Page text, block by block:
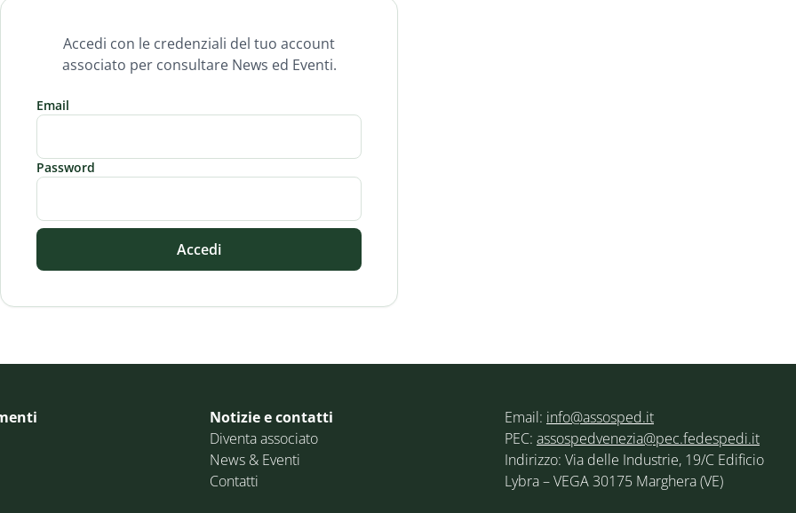
Accedi con le credenziali del tuo account
associato per consultare News ed Eventi.
Email
Password
Accedi
Notizie e contatti
Diventa associato
News & Eventi
Contatti
Email: info@assosped.it
PEC: assospedvenezia@pec.fedespedi.it
Indirizzo: Via delle Industrie, 19/C Edificio
Lybra – VEGA 30175 Marghera (VE)